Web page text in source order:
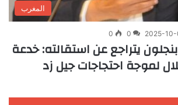
المغرب
2025-
0
0
يتراجع عن استقالته: خدعة
لموجة احتجاجات جيل زد